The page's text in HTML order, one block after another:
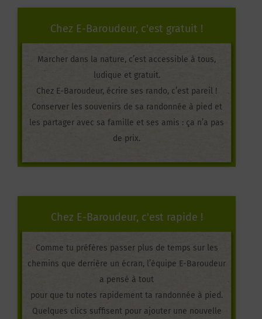
Chez E-Baroudeur, c'est gratuit !
Marcher dans la nature, c’est accessible à tous,
ludique et gratuit.
Chez E-Baroudeur, écrire ses rando, c’est pareil !
Conserver les souvenirs de sa randonnée à pied et
les partager avec sa famille et ses amis : ça n’a pas
de prix.
Chez E-Baroudeur, c'est rapide !
Comme tu préfères passer plus de temps sur les
chemins que derrière un écran, l’équipe E-Baroudeur
a pensé à tout
pour que tu notes rapidement ta randonnée à pied.
Quelques clics suffisent pour ajouter une nouvelle